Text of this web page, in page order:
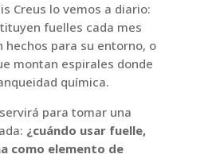
Creus lo vemos a diario:
fuelles cada mes
hechos para su entorno, o
montan espirales donde
química.
para tomar una
¿cuándo usar fuelle,
como elemento de